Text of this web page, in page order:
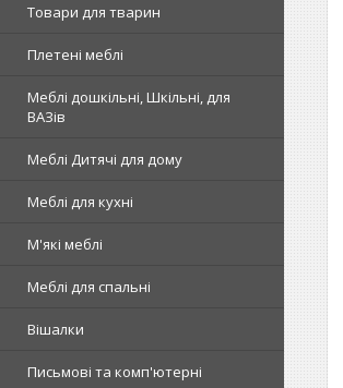
Товари для тварин
Плетені меблі
Меблі дошкільні, Шкільні, для
ВАЗів
Меблі Дитячі для дому
Меблі для кухні
М'які меблі
Меблі для спальні
Вішалки
Письмові та комп'ютерні